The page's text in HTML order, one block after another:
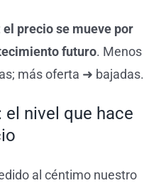
el precio se mueve por
futuro. Menos
más oferta ➜ bajadas.
el nivel que hace
al céntimo nuestro